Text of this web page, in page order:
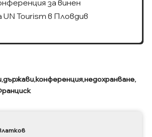
за винен
Tourism в Пловдив
държавиконференциянедохранване